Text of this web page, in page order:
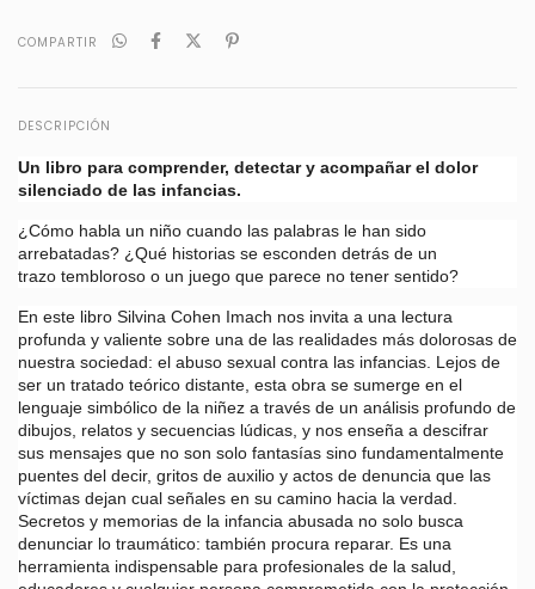
COMPARTIR
DESCRIPCIÓN
Un libro para comprender, detectar y acompañar el dolor
silenciado de las infancias.
¿Cómo habla un niño cuando las palabras le han sido
arrebatadas? ¿Qué historias se esconden detrás de un
trazo tembloroso o un juego que parece no tener sentido?
En este libro Silvina Cohen Imach nos invita a una lectura
profunda y valiente sobre una de las realidades más dolorosas de
nuestra sociedad: el abuso sexual contra las infancias. Lejos de
ser un tratado teórico distante, esta obra se sumerge en el
lenguaje simbólico de la niñez a través de un análisis profundo de
dibujos, relatos y secuencias lúdicas, y nos enseña a descifrar
sus mensajes que no son solo fantasías sino fundamentalmente
puentes del decir, gritos de auxilio y actos de denuncia que las
víctimas dejan cual señales en su camino hacia la verdad.
Secretos y memorias de la infancia abusada no solo busca
denunciar lo traumático: también procura reparar. Es una
herramienta indispensable para profesionales de la salud,